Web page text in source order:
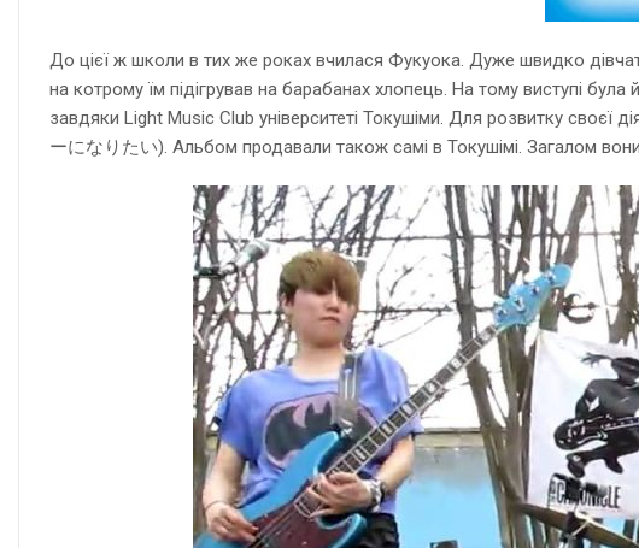
До цієї ж школи в тих же роках вчилася Фукуока. Дуже швидко
на котрому їм підігрував на барабанах хлопець. На тому виступі
завдяки Light Music Club університеті Токушіми. Для розвитку своєї
ーになりたい). Альбом продавали також самі в Токушімі. Загалом